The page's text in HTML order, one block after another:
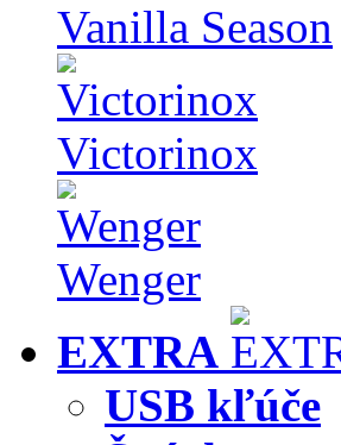
Vanilla Season
Victorinox
Wenger
EXTRA
USB kľúče